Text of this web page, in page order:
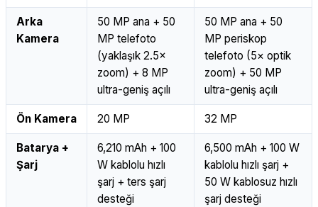
Arka
Kamera
50 MP ana + 50
MP telefoto
(yaklaşık 2.5×
zoom) + 8 MP
ultra-geniş açılı
50 MP ana + 50
MP periskop
telefoto (5× optik
zoom) + 50 MP
ultra-geniş açılı
Ön Kamera 20 MP 32 MP
Batarya +
Şarj
6,210 mAh + 100
W kablolu hızlı
şarj + ters şarj
desteği
6,500 mAh + 100 W
kablolu hızlı şarj +
50 W kablosuz hızlı
şarj desteği